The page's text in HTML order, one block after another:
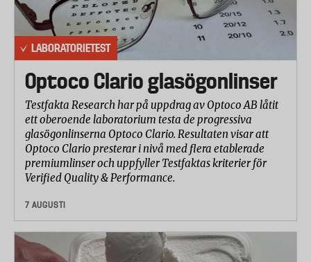
Samsung
Syftet med testet är att visa på skillnader i prestanda
för uppvärmning och upptining samt utvärdera
användarvänligheten.
Uppvärmningsprestanda
I det första testmomentet användes en
standardiserad substans som till sin konsistens kan
liknas vid potatismos (stärkelserik substans med
högt vatteninnehåll). I detta moment mättes tiden
det tog att värma upp 350 gram av substansen från 3
testomgångar utfördes på varje mikrovågsugn och
medeltemperaturen mättes i 39 olika punkter efter
LABORATORIETEST
Optoco Clario glasögonlinser
Testfakta Research har på uppdrag av Optoco AB låtit
ett oberoende laboratorium testa de progressiva
glasögonlinserna Optoco Clario. Resultaten visar att
Optoco Clario presterar i nivå med flera etablerade
premiumlinser och uppfyller Testfaktas kriterier för
Verified Quality & Performance.
7 AUGUSTI